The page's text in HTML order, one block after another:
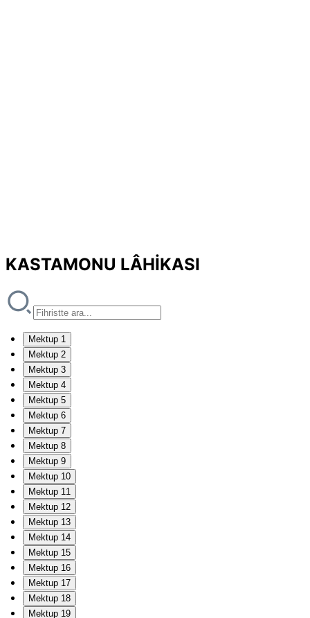
KASTAMONU LÂHİKASI
Mektup 1
Mektup 2
Mektup 3
Mektup 4
Mektup 5
Mektup 6
Mektup 7
Mektup 8
Mektup 9
Mektup 10
Mektup 11
Mektup 12
Mektup 13
Mektup 14
Mektup 15
Mektup 16
Mektup 17
Mektup 18
Mektup 19